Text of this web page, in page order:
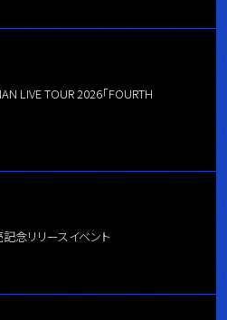
LIVE TOUR 2026「FOURTH
記念リリースイベント